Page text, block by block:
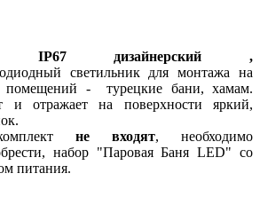
дизайнерский ,
светильник для монтажа на
помещений - турецкие бани, хамам.
и отражает на поверхности яркий,
не входят, необходимо
набор "Паровая Баня LED" со
питания.